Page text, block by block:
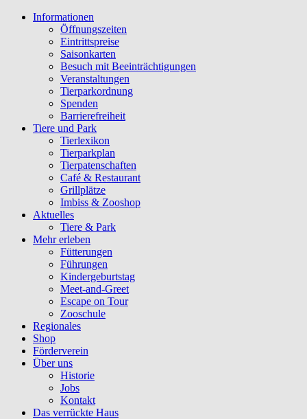
Informationen
Öffnungszeiten
Eintrittspreise
Saisonkarten
Besuch mit Beeinträchtigungen
Veranstaltungen
Tierparkordnung
Spenden
Barrierefreiheit
Tiere und Park
Tierlexikon
Tierparkplan
Tierpatenschaften
Café & Restaurant
Grillplätze
Imbiss & Zooshop
Aktuelles
Tiere & Park
Mehr erleben
Fütterungen
Führungen
Kindergeburtstag
Meet-and-Greet
Escape on Tour
Zooschule
Regionales
Shop
Förderverein
Über uns
Historie
Jobs
Kontakt
Das verrückte Haus